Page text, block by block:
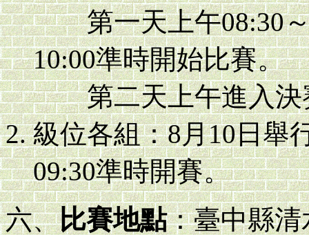
第一天上午08:30～
10:00準時開始比賽。
第二天上午進入決
級位各組：8月10日舉
09:30準時開賽。
六、比賽地點：臺中縣